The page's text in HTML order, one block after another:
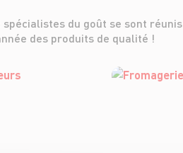
spécialistes du goût se sont réunis
des produits de qualité !